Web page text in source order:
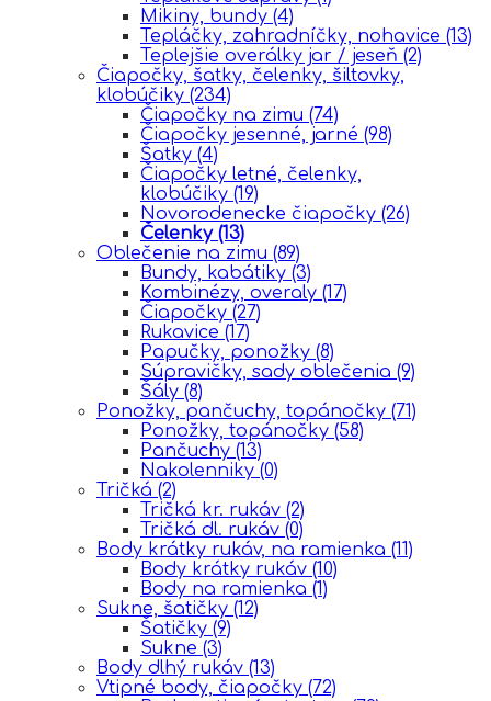
Mikiny, bundy (4)
Tepláčky, zahradníčky, nohavice (13)
Teplejšie overálky jar / jeseň (2)
Čiapočky, šatky, čelenky, šiltovky,
klobúčiky (234)
Čiapočky na zimu (74)
Čiapočky jesenné, jarné (98)
Šatky (4)
Čiapočky letné, čelenky,
klobúčiky (19)
Novorodenecke čiapočky (26)
Čelenky (13)
Oblečenie na zimu (89)
Bundy, kabátiky (3)
Kombinézy, overaly (17)
Čiapočky (27)
Rukavice (17)
Papučky, ponožky (8)
Súpravičky, sady oblečenia (9)
Šály (8)
Ponožky, pančuchy, topánočky (71)
Ponožky, topánočky (58)
Pančuchy (13)
Nakolenniky (0)
Tričká (2)
Tričká kr. rukáv (2)
Tričká dl. rukáv (0)
Body krátky rukáv, na ramienka (11)
Body krátky rukáv (10)
Body na ramienka (1)
Sukne, šatičky (12)
Šatičky (9)
Sukne (3)
Body dlhý rukáv (13)
Vtipné body, čiapočky (72)